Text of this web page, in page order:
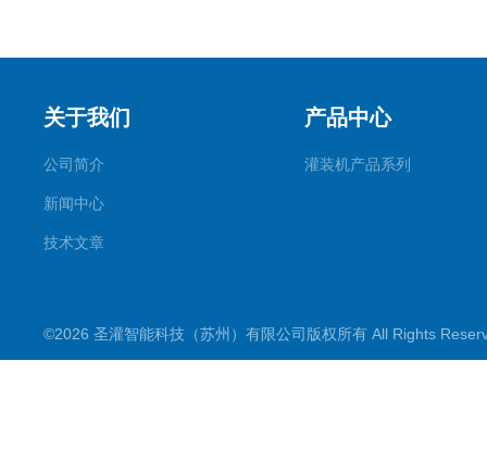
关于我们
公司简介
新闻中心
技术文章
产品中心
灌装机产品系列
©2026 圣灌智能科技（苏州）有限公司版权所有 All Rights